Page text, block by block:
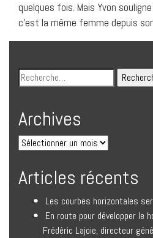
quelques fois. Mais Yvon
c’est la même femme depuis
Archives
Articles récents
Les courbes horizontales
En route pour développer le
Frédéric Lajoie, directeur